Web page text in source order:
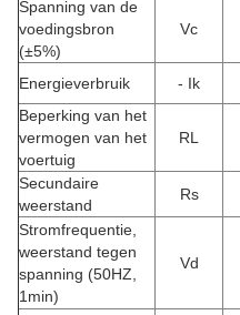
Spanning van de
voedingsbron
(±5%)
Vc
Energieverbruik - Ik
Beperking van het
vermogen van het
voertuig
RL
Secundaire
weerstand
Rs
Stromfrequentie,
weerstand tegen
spanning (50HZ,
1min)
Vd